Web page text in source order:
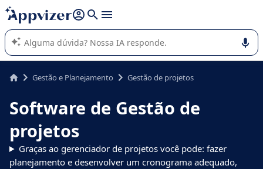
de nossa IA (várias linhas com
A IA do Appvizer o orienta no uso ou na seleção de software
SaaS para sua empresa.
Gestão e Planejamento Gestão de projetos
Software de Gestão de
projetos
Graças ao gerenciador de projetos você pode: fazer
planejamento e desenvolver um cronograma adequado,